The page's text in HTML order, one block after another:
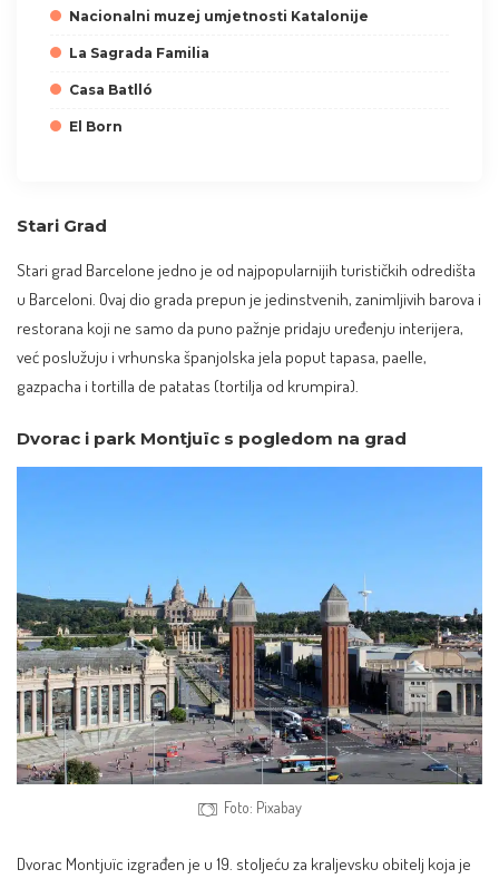
Nacionalni muzej umjetnosti Katalonije
La Sagrada Familia
Casa Batlló
El Born
Stari Grad
Stari grad Barcelone jedno je od najpopularnijih turističkih odredišta
u Barceloni. Ovaj dio grada prepun je jedinstvenih, zanimljivih barova i
restorana koji ne samo da puno pažnje pridaju uređenju interijera,
već poslužuju i vrhunska španjolska jela poput tapasa, paelle,
gazpacha i tortilla de patatas (tortilja od krumpira).
Dvorac i park Montjuïc s pogledom na grad
Foto: Pixabay
Dvorac Montjuïc izgrađen je u 19. stoljeću za kraljevsku obitelj koja je